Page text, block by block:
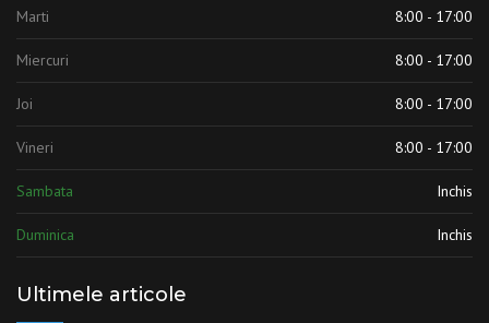
Marti 8:00 - 17:00
Miercuri 8:00 - 17:00
Joi 8:00 - 17:00
Vineri 8:00 - 17:00
Sambata Inchis
Duminica Inchis
Ultimele articole